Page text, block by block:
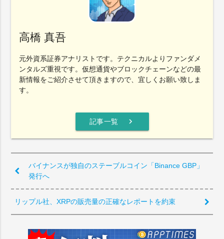
高橋 真吾
元外資系証券アナリストです。テクニカルよりファンダメ
ンタルズ重視です。仮想通貨やブロックチェーンなどの最
新情報をご紹介させて頂きますので、宜しくお願い致しま
す。
記事一覧 chevron_right
バイナンスが独自のステーブルコイン「Binance GBP」
発行へ
リップル社、XRPの販売量の正確なレポートを約束